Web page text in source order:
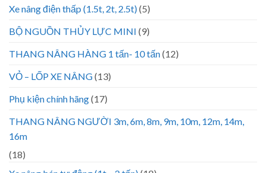
Xe nâng điện thấp (1.5t, 2t, 2.5t)(5)
BỘ NGUỒN THỦY LỰC MINI (9)
THANG NÂNG HÀNG 1 tấn- 10 tấn(12)
VỎ – LỐP XE NÂNG(13)
Phụ kiện chính hãng(17)
THANG NÂNG NGƯỜI 3m, 6m, 8m, 9m, 10m, 12m, 14m,
16m
(18)